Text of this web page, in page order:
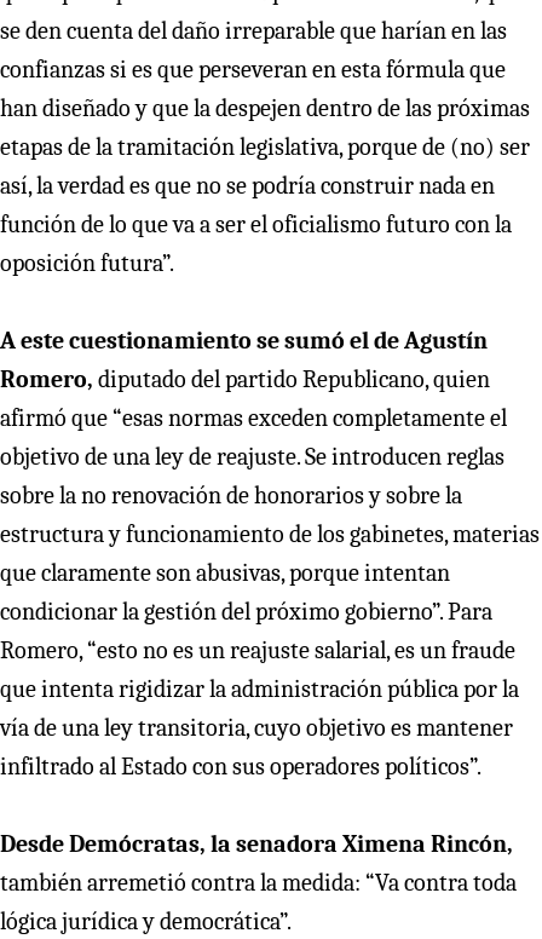
se den cuenta del daño irreparable que harían en las
confianzas si es que perseveran en esta fórmula que
han diseñado y que la despejen dentro de las próximas
etapas de la tramitación legislativa, porque de (no) ser
así, la verdad es que no se podría construir nada en
función de lo que va a ser el oficialismo futuro con la
oposición futura”.
A este cuestionamiento se sumó el de Agustín
Romero, diputado del partido Republicano, quien
afirmó que “esas normas exceden completamente el
objetivo de una ley de reajuste. Se introducen reglas
sobre la no renovación de honorarios y sobre la
estructura y funcionamiento de los gabinetes, materias
que claramente son abusivas, porque intentan
condicionar la gestión del próximo gobierno”. Para
Romero, “esto no es un reajuste salarial, es un fraude
que intenta rigidizar la administración pública por la
vía de una ley transitoria, cuyo objetivo es mantener
infiltrado al Estado con sus operadores políticos”.
Desde Demócratas, la senadora Ximena Rincón,
también arremetió contra la medida: “Va contra toda
lógica jurídica y democrática”.